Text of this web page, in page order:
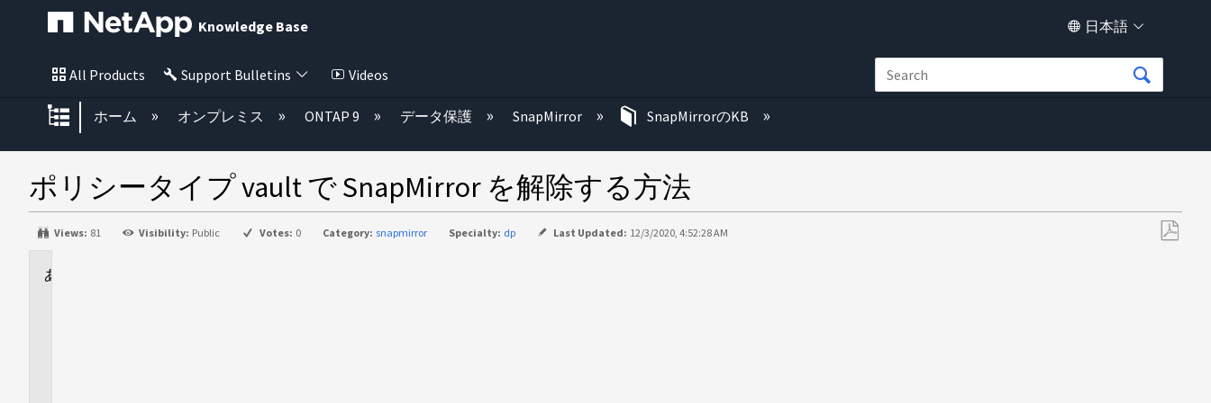
Knowledge Base 日本語
All Products Support Bulletins Videos
グローバル階層を展開/折りたたむ
ホーム オンプレミス ONTAP 9 データ保護 SnapMirror SnapMirrorのKB
ポリシータイプ vault で SnapMirror を解除する方法
Views: 81 Visibility: Public Votes: 0 Category: snapmirror Specialty: dp Last Updated: 12/3/2020, 4:52:28 AM